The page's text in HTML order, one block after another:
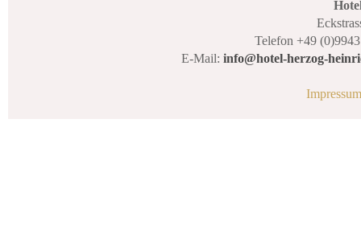
Telefon +49
E-Mail: info@hotel-herzog-
Impressum